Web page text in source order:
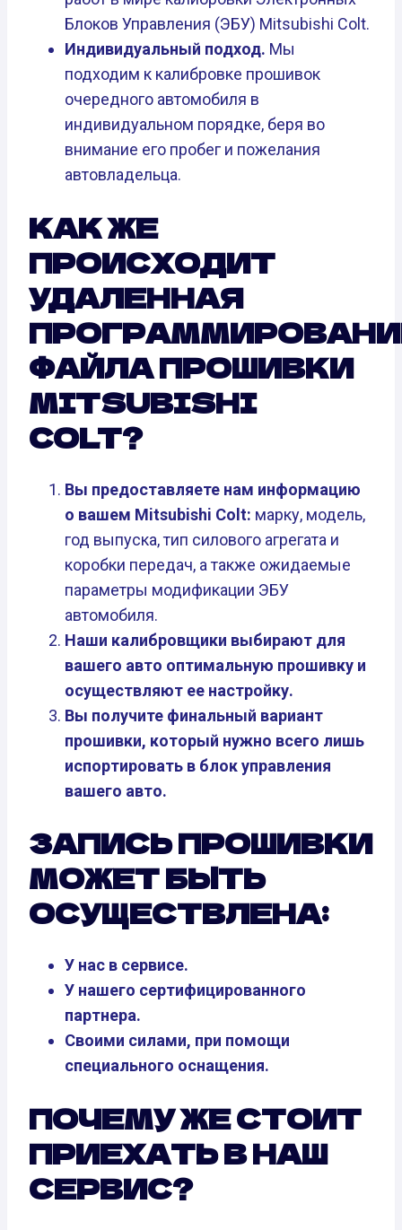
Блоков Управления (ЭБУ) Mitsubishi Colt.
Индивидуальный подход. Мы
подходим к калибровке прошивок
очередного автомобиля в
индивидуальном порядке, беря во
внимание его пробег и пожелания
автовладельца.
КАК ЖЕ
ПРОИСХОДИТ
УДАЛЕННАЯ
ФАЙЛА ПРОШИВКИ
MITSUBISHI
COLT?
Вы предоставляете нам информацию
о вашем Mitsubishi Colt: марку, модель,
год выпуска, тип силового агрегата и
коробки передач, а также ожидаемые
параметры модификации ЭБУ
автомобиля.
Наши калибровщики выбирают для
вашего авто оптимальную прошивку и
осуществляют ее настройку.
Вы получите финальный вариант
прошивки, который нужно всего лишь
испортировать в блок управления
вашего авто.
ЗАПИСЬ ПРОШИВКИ
МОЖЕТ БЫТЬ
ОСУЩЕСТВЛЕНА:
У нас в сервисе.
У нашего сертифицированного
партнера.
Своими силами, при помощи
специального оснащения.
ПОЧЕМУ ЖЕ СТОИТ
ПРИЕХАТЬ В НАШ
СЕРВИС?